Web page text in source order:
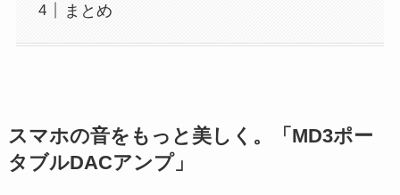
まとめ
スマホの音をもっと美しく。「 MD3ポー
タブルDACアンプ」